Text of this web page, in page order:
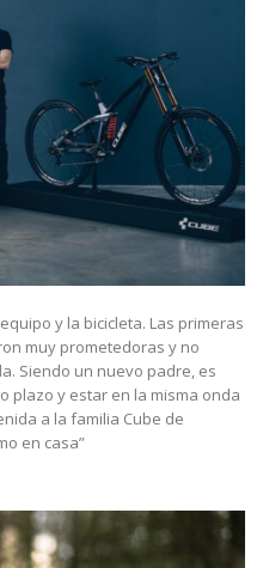
y la bicicleta. Las primeras
muy prometedoras y no
Siendo un nuevo padre, es
plazo y estar en la misma onda
a la familia Cube de
en casa”